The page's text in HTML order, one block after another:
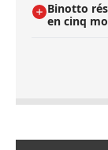
Binotto
en cinq